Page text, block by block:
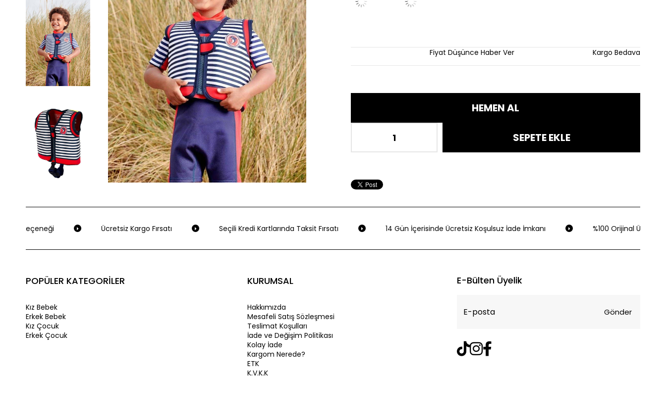
Fiyat Düşünce Haber Ver Kargo Bedava
Seçeneği Ücretsiz Kargo Fırsatı Seçili Kredi Kartlarında Taksit Fırsatı 14 Gün İçerisinde Ücretsiz Koşulsuz İade İmkanı %100 Orijinal Ürün
POPÜLER KATEGORİLER
Kız Bebek
Erkek Bebek
Kız Çocuk
Erkek Çocuk
KURUMSAL
Hakkımızda
Mesafeli Satış Sözleşmesi
Teslimat Koşulları
İade ve Değişim Politikası
Kolay İade
Kargom Nerede?
ETK
K.V.K.K
E-Bülten Üyelik
Gönder